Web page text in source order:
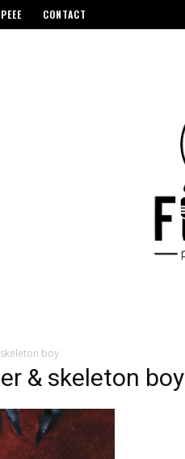
CONTACT
boy
& skeleton boy